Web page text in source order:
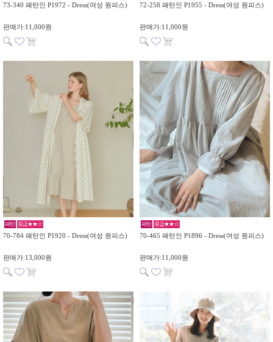
73-340 패턴인 P1972 - Dress(여성 원피스)
판매가:11,000원
72-258 패턴인 P1955 - Dress(여성 원피스)
판매가:11,000원
패턴 중급★★☆
70-784 패턴인 P1920 - Dress(여성 원피스)
판매가:13,000원
패턴 중급★★☆
70-465 패턴인 P1896 - Dress(여성 원피스)
판매가:11,000원